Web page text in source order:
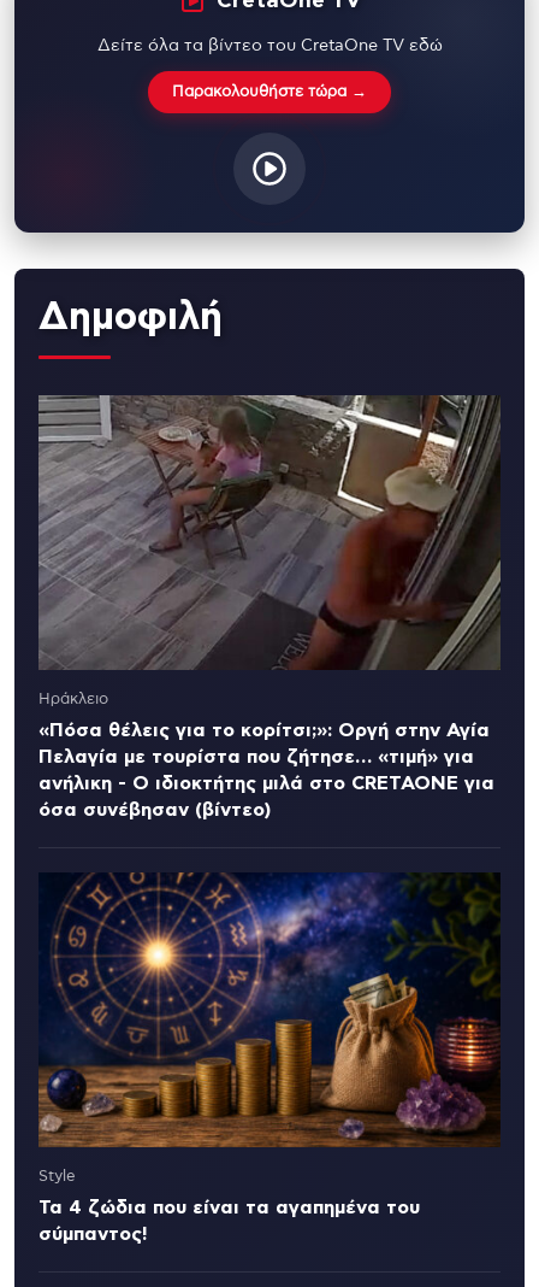
Δείτε όλα τα βίντεο του CretaOne TV εδώ
Παρακολουθήστε τώρα →
Δημοφιλή
Ηράκλειο
«Πόσα θέλεις για το κορίτσι;»: Οργή στην Αγία
Πελαγία με τουρίστα που ζήτησε… «τιμή» για
ανήλικη - Ο ιδιοκτήτης μιλά στο CRETAONE για
όσα συνέβησαν (βίντεο)
Style
Τα 4 ζώδια που είναι τα αγαπημένα του
σύμπαντος!